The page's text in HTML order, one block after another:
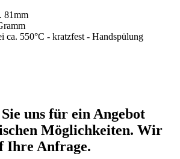
81mm
ca. 550°C - kratzfest - Handspülung
Sie uns für ein Angebot
Möglichkeiten. Wir
Ihre Anfrage.